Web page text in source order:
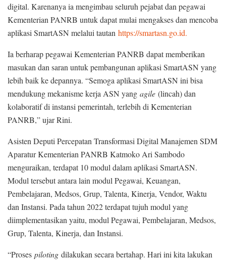
digital. Karenanya ia mengimbau seluruh pejabat dan pegawai
Kementerian PANRB untuk dapat mulai mengakses dan mencoba
aplikasi SmartASN melalui tautan https://smartasn.go.id.
Ia berharap pegawai Kementerian PANRB dapat memberikan
masukan dan saran untuk pembangunan aplikasi SmartASN yang
lebih baik ke depannya. “Semoga aplikasi SmartASN ini bisa
mendukung mekanisme kerja ASN yang agile (lincah) dan
kolaboratif di instansi pemerintah, terlebih di Kementerian
PANRB,” ujar Rini.
Asisten Deputi Percepatan Transformasi Digital Manajemen SDM
Aparatur Kementerian PANRB Katmoko Ari Sambodo
menguraikan, terdapat 10 modul dalam aplikasi SmartASN.
Modul tersebut antara lain modul Pegawai, Keuangan,
Pembelajaran, Medsos, Grup, Talenta, Kinerja, Vendor, Waktu
dan Instansi. Pada tahun 2022 terdapat tujuh modul yang
diimplementasikan yaitu, modul Pegawai, Pembelajaran, Medsos,
Grup, Talenta, Kinerja, dan Instansi.
“Proses piloting dilakukan secara bertahap. Hari ini kita lakukan